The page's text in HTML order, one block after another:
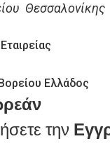
Ελλάδος
την